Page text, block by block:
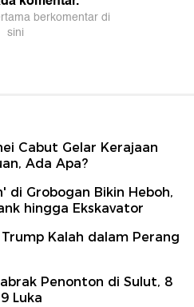
Cabut Gelar Kerajaan
Ada Apa?
di Grobogan Bikin Heboh,
hingga Ekskavator
Kalah dalam Perang
Penonton di Sulut, 8
Luka